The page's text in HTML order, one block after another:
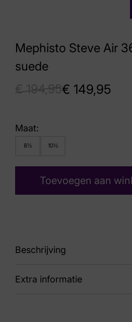
Mephisto Steve Air
suede
€ 149,95
Maat:
8½ 10½
Toevoegen aan
Beschrijving
87 Steve Air 3608
Extra informatie